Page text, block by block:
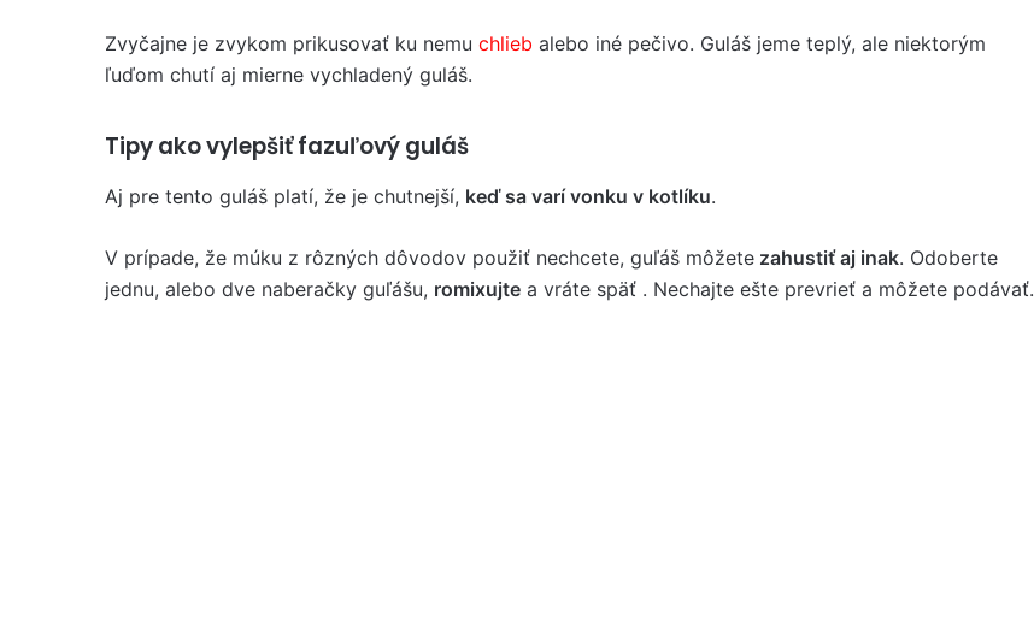
Zvyčajne je zvykom prikusovať ku nemu chlieb alebo iné pečivo. Guláš jeme teplý, ale niektorým
ľuďom chutí aj mierne vychladený guláš.
Tipy ako vylepšiť fazuľový guláš
Aj pre tento guláš platí, že je chutnejší, keď sa varí vonku v kotlíku.
V prípade, že múku z rôzných dôvodov použiť nechcete, guľáš môžete zahustiť aj inak. Odoberte
jednu, alebo dve naberačky guľášu, romixujte a vráte späť . Nechajte ešte prevrieť a môžete podávať.